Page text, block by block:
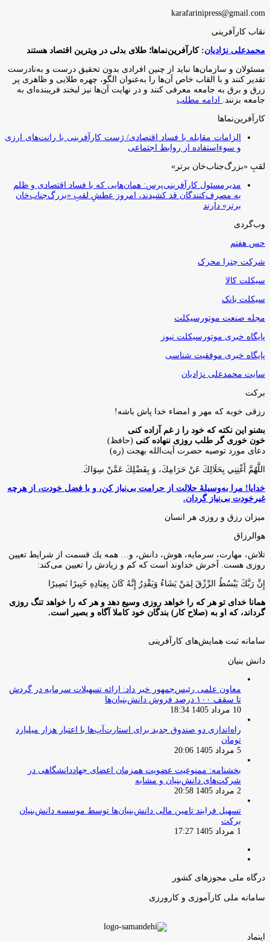
karafarinipress@gmail.com
نقاب کارآفرینی
محمدعلی نژادیان: کارآفرین‌نماها؛ طلای بدلی در ویترین اقتصاد هستند
مسئولان و سازمان‌ها نباید از چنین افرادی بدون تحقیق درست و به‌نادرست
تقدیر کنند و با القاب خاص آ‌ن‌ها را به‌عنوان الگو، چهره طلایی و ظاهری پر
زرق و برق به جامعه معرفی کنند و در نهایت آن‌ها نیز لبخند فریبنده‌ای به
جامعه بزنند.
ادامه مطلب
کارآفرین‌نماها
الزامات مقابله با فساد اقتصادی/ ژست کارآفرینی با رانت‌های ارزی
و سوءاستفاده از روابط اجتماعی
لقبِ «بزرگ‌جناب‌خان برتر»
مدیرمسئول کارآفرینی‌پرس: همان‌هایی که با فساد اقتصادی و ظلم
به مصرف‌کنندگان قد کشیدند، امروز عطشِ لقبِ «بزرگ‌جناب‌خان
برتر» دارند
وب‌گردی
حس هفتم
شرکت چترا محرک
سیکلت کالا
سیکلت بانک
مجله صنعت موتورسیکلت
پایگاه خبری موتورسیکلت نیوز
پایگاه خبری موفقیت شناسی
سایت محمدعلی نژادیان
برکت
رزقی خوبه كه مهر و امضاء خدا پاش باشه!
بشنو این نکته که خود را ز غم آزاده کنی
خون خوری گر طلب روزی ننهاده کنی (حافظ)
دعای مورد توصیه حضرت آیت‌الله بهجت (ره)
اللَّهُمَّ أَغْنِنِي بِحَلَالِكَ عَنْ حَرَامِكَ، وَ بِفَضْلِكَ عَمَّنْ سِوَاكَ‏.
خدایا! مرا به‌وسیلۀ حلالت از حرامت بی‌نیاز کن، و با فضل خودت، از هرچه
غیرخودت بی‌نیاز گردان.
میزان رزق و روزی هر انسان
هوالرزاق
تلاش، مهارت، سرمايه، هوش، دانش، و… همه يك قسمت از شرايط تعيين
روزى هست. آخرش خداوند است كه كم و زيادش را تعيين مى‌كند:
إِنَّ رَبَّكَ يَبْسُطُ الرِّزْقَ لِمَنْ يَشَاءُ وَيَقْدِرُ إِنَّهُ كَانَ بِعِبَادِهِ خَبِيرًا بَصِيرًا
همانا خدای تو هر که را خواهد روزی وسیع دهد و هر که را خواهد تنگ روزی
گرداند، که او به (صلاح کار) بندگان خود کاملا آگاه و بصیر است.
سامانه ثبت همایش‌های کارآفرینی
دانش‌ بنیان‌
معاون علمی رئیس‌جمهور خبر داد: ارائه تسهیلات سرمایه در گردش
تا سقف ۱۰۰ درصد فروش دانش‌بنیان‌ها
10 مرداد 1405 18:34
راه‌اندازی دو صندوق جدید برای استارت‌آپ‌ها با اعتبار هزار میلیارد
تومان
5 مرداد 1405 20:06
بخشنامه: ممنوعیت عضویت همزمان اعضای جهاددانشگاهی در
شرکت‌های دانش‌بنیان و مشابه
2 مرداد 1405 20:58
تسهیل فرایند تامین مالی دانش‌بنیان‌ها توسط موسسه دانش‌بنیان
برکت
1 مرداد 1405 17:27
درگاه ملی مجوزهای کشور
سامانه ملی کارآموزی و کارورزی
اینماد